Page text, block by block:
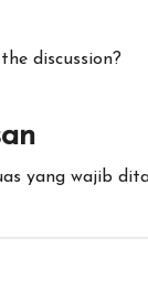
discussion?
yang wajib